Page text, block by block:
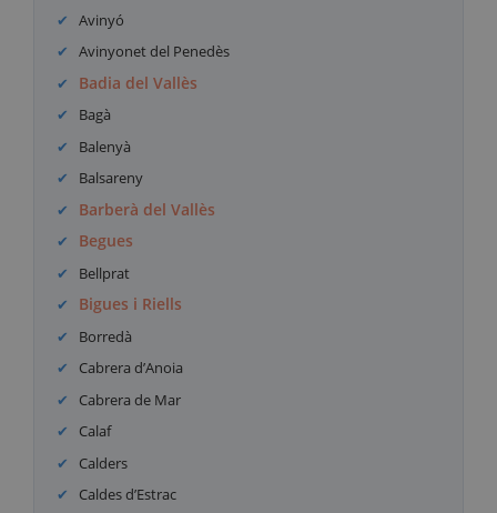
Avinyó
Avinyonet del Penedès
Badia del Vallès
Bagà
Balenyà
Balsareny
Barberà del Vallès
Begues
Bellprat
Bigues i Riells
Borredà
Cabrera d’Anoia
Cabrera de Mar
Calaf
Calders
Caldes d’Estrac